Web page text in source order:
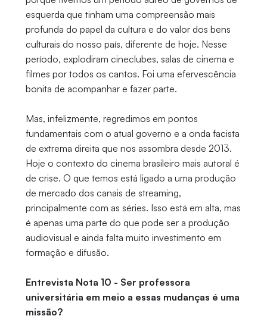
esquerda que tinham uma compreensão mais
profunda do papel da cultura e do valor dos bens
culturais do nosso país, diferente de hoje. Nesse
período, explodiram cineclubes, salas de cinema e
filmes por todos os cantos. Foi uma efervescência
bonita de acompanhar e fazer parte.
Mas, infelizmente, regredimos em pontos
fundamentais com o atual governo e a onda facista
de extrema direita que nos assombra desde 2013.
Hoje o contexto do cinema brasileiro mais autoral é
de crise. O que temos está ligado a uma produção
de mercado dos canais de streaming,
principalmente com as séries. Isso está em alta, mas
é apenas uma parte do que pode ser a produção
audiovisual e ainda falta muito investimento em
formação e difusão.
Entrevista Nota 10 - Ser professora
universitária em meio a essas mudanças é uma
missão?